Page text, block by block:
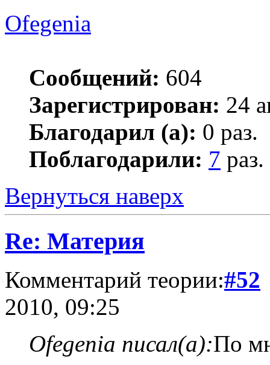
Ofegenia
Сообщений: 604
Зарегистрирован: 24
Благодарил (а): 0 раз.
Поблагодарили: 7 раз.
Вернуться наверх
Re: Материя
Комментарий теории:#52
2010, 09:25
Ofegenia писал(а):По